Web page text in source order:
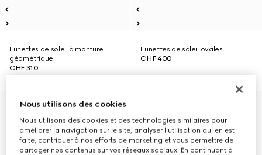
Lunettes de soleil à monture
géométrique
CHF 310
Lunettes de soleil ovales
CHF 400
Nous utilisons des cookies
Nous utilisons des cookies et des technologies similaires pour
améliorer la navigation sur le site, analyser l'utilisation qui en est
faite, contribuer à nos efforts de marketing et vous permettre de
partager nos contenus sur vos réseaux sociaux. En continuant à